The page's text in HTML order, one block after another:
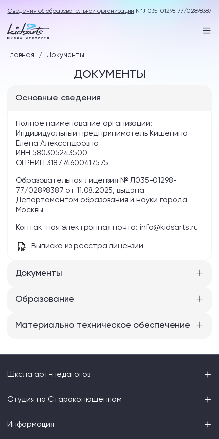
Сведения об образовательной организации № Л035-01298-77/02898387
Главная Документы
ДОКУМЕНТЫ
Основные сведения
Полное наименование организации:
Индивидуальный предприниматель Кишенина
Елена Александровна
ИНН 580305243500
ОГРНИП 318774600417575
Образовательная лицензия № Л035-01298-
77/02898387 от 11.08.2025, выдана
Департаментом образования и науки города
Москвы.
Контактная электронная почта: info@kidsarts.ru
Выписка из реестра лицензий
Документы
Образование
Материально техническое обеспечение
Школа арт-педагогов
Студия на Староконюшенном
Информация